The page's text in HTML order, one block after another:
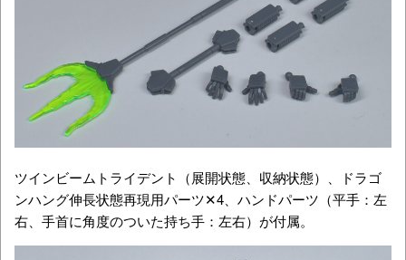
ツインビームトライデント（展開状態、収納状態）、ドラゴ
ンハング伸長状態再現用パーツ✕4、ハンドパーツ（平手：左
右、手首に角度のついた持ち手：左右）が付属。